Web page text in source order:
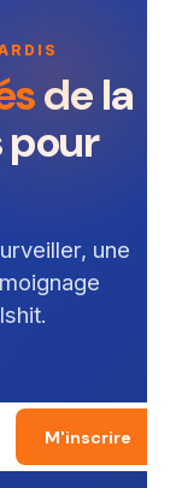
de la
pour
une
M'inscrire